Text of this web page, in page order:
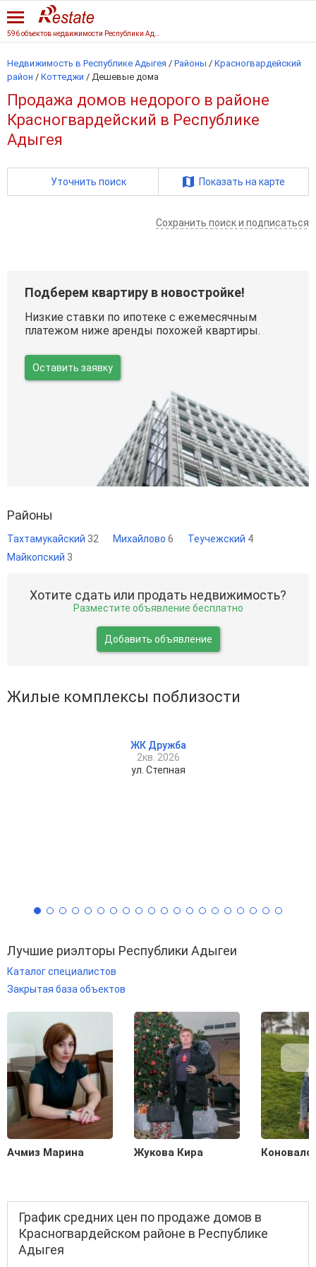
Недвижимость в Республике Адыгея / Районы / Красногвардейский
район / Коттеджи / Дешевые дома
Продажа домов недорого в районе
Красногвардейский в Республике
Адыгея
Уточнить поиск Показать на карте
Сохранить поиск и подписаться
Подберем квартиру в новостройке!
Низкие ставки по ипотеке с ежемесячным
платежом ниже аренды похожей квартиры.
Оставить заявку
Районы
Тахтамукайский 32 Михайлово 6 Теучежский 4
Майкопский 3
Хотите сдать или продать недвижимость?
Разместите объявление бесплатно
Добавить объявление
Жилые комплексы поблизости
ЖК Дружба
2кв. 2026
ул. Степная
Лучшие риэлторы Республики Адыгеи
Каталог специалистов
Закрытая база объектов
Ачмиз Марина Жукова Кира
График средних цен по продаже домов в
Красногвардейском районе в Республике
Адыгея